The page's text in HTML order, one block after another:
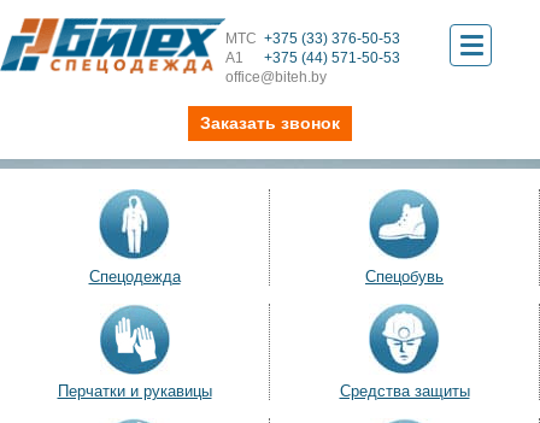
МТС +375 (33) 376-50-53
А1
+375 (44) 571-50-53
office@biteh.by
Toggle
Заказать звонок
Спецодежда Спецобувь
Перчатки и рукавицы Средства защиты